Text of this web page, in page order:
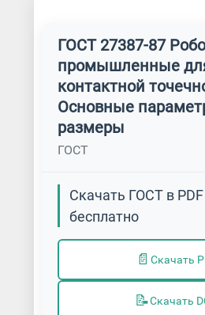
ГОСТ 27387-87
промышленные
контактной
Основные
размеры
ГОСТ
Скачать ГОСТ в PDF
бесплатно
📄 Скачать
📝Скачать